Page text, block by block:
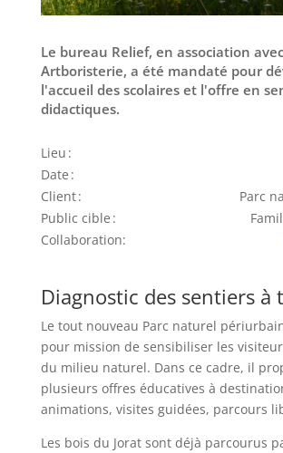
Le bureau Relief, en association avec
Artboristerie, a été mandaté pour
l'accueil des scolaires et l'offre en
didactiques.
Lieu :
Date :
Client :
Parc
Public cible :
Collaboration:
Diagnostic des sentiers à
Le tout nouveau Parc naturel
pour mission de sensibiliser les
du milieu naturel. Dans ce cadre, il
plusieurs offres éducatives à
animations, visites guidées, parcours
Les bois du Jorat sont déjà parcourus